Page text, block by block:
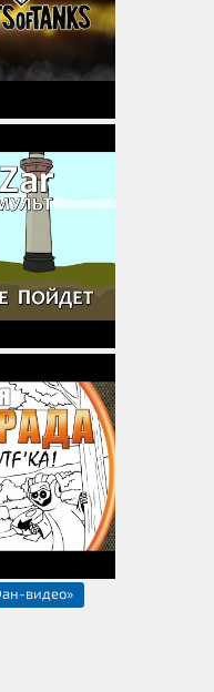
видео»